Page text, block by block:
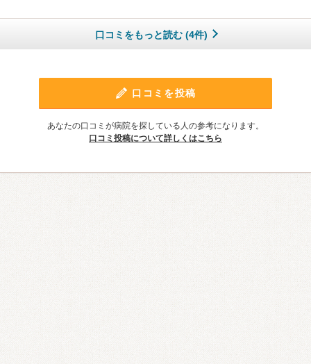
口コミをもっと読む (4件)
口コミを投稿
あなたの口コミが病院を探している人の参考になります。
口コミ投稿について詳しくはこちら